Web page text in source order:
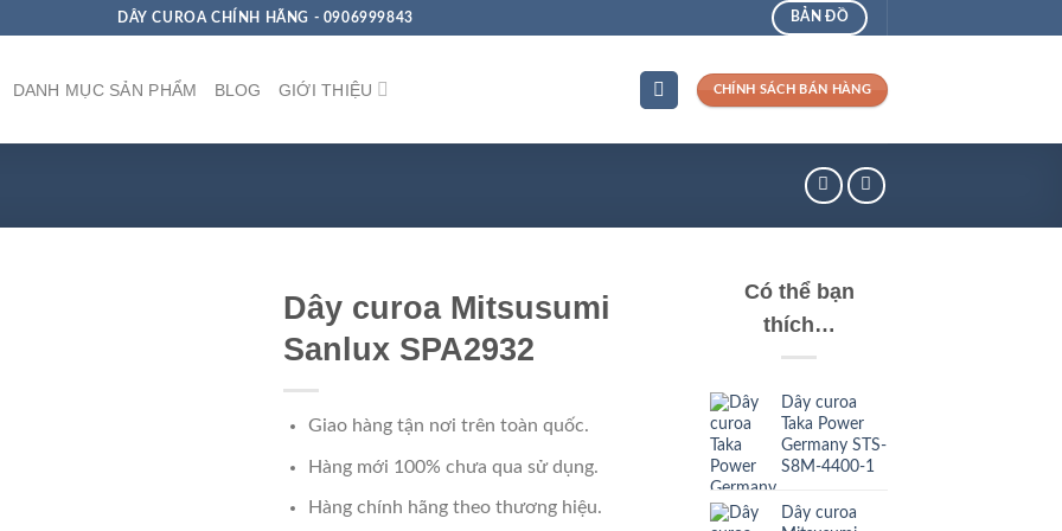
DÂY CUROA CHÍNH HÃNG - 0906999843 BẢN ĐỒ
DANH MỤC SẢN PHẨM BLOG GIỚI THIỆU CHÍNH SÁCH BÁN HÀNG
Dây curoa Mitsusumi
Sanlux SPA2932
Giao hàng tận nơi trên toàn quốc.
Hàng mới 100% chưa qua sử dụng.
Hàng chính hãng theo thương hiệu.
Có thể bạn
thích…
Dây curoa
Taka Power
Germany STS-
S8M-4400-1
Dây curoa